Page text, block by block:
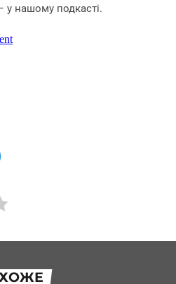
у нашому подкасті.